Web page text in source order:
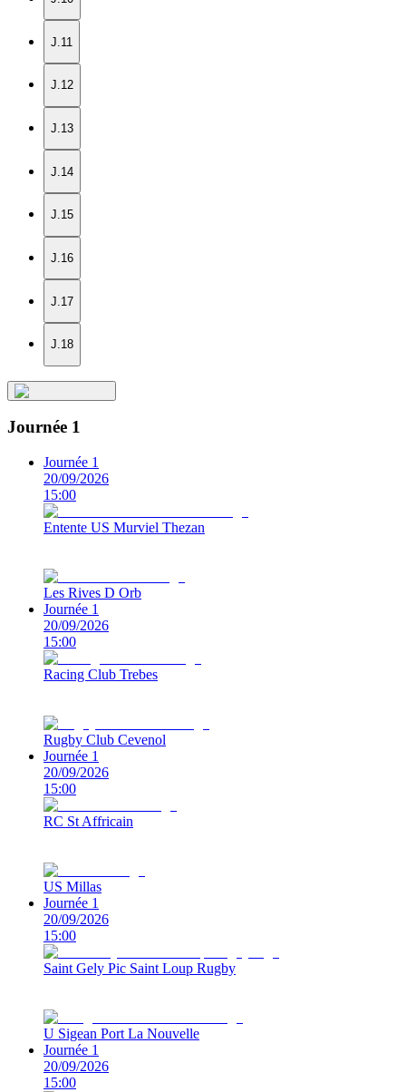
J.11
J.12
J.13
J.14
J.15
J.16
J.17
J.18
Journée 1
Journée 1
20/09/2026
15:00
Entente US Murviel Thezan
Les Rives D Orb
Journée 1
20/09/2026
15:00
Racing Club Trebes
Rugby Club Cevenol
Journée 1
20/09/2026
15:00
RC St Affricain
US Millas
Journée 1
20/09/2026
15:00
Saint Gely Pic Saint Loup Rugby
U Sigean Port La Nouvelle
Journée 1
20/09/2026
15:00